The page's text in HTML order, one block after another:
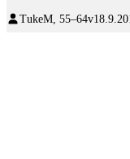
TukeM, 55–64v